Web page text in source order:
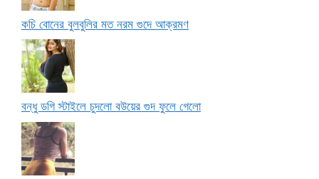
কচি বোনের বুলবুলির মত নরম গুদে আক্রমণ
বন্ধু ডগি স্টাইলে চুদলো বউয়ের গুদ ফুলে গেলো